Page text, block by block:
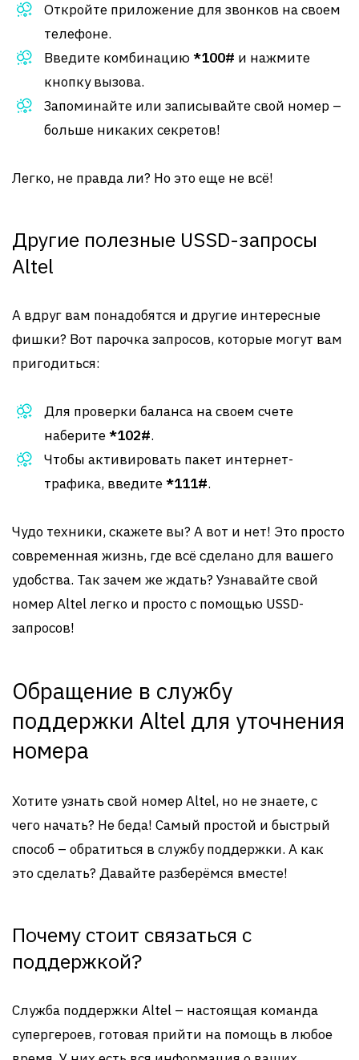
Откройте приложение для звонков на своем
телефоне.
Введите комбинацию*100# и нажмите
кнопку вызова.
Запоминайте или записывайте свой номер –
больше никаких секретов!
Легко, не правда ли? Но это еще не всё!
Другие полезные USSD-запросы
Altel
А вдруг вам понадобятся и другие интересные
фишки? Вот парочка запросов, которые могут вам
пригодиться:
Для проверки баланса на своем счете
наберите*102#.
Чтобы активировать пакет интернет-
трафика, введите*111#.
Чудо техники, скажете вы? А вот и нет! Это просто
современная жизнь, где всё сделано для вашего
удобства. Так зачем же ждать? Узнавайте свой
номер Altel легко и просто с помощью USSD-
запросов!
Обращение в службу
поддержки Altel для уточнения
номера
Хотите узнать свой номер Altel, но не знаете, с
чего начать? Не беда! Самый простой и быстрый
способ – обратиться в службу поддержки. А как
это сделать? Давайте разберёмся вместе!
Почему стоит связаться с
поддержкой?
Служба поддержки Altel – настоящая команда
супергероев, готовая прийти на помощь в любое